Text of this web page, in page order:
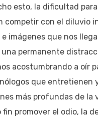
esto, la dificultad
competir con el diluvio
imágenes que nos
permanente
acostumbrando a oír
que entretienen
más profundas de la
promover el odio, la